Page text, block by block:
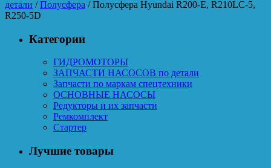
детали /Полусфера / Полусфера Hyundai R200-E, R210LC-5,
R250-5D
Категории
ГИДРОМОТОРЫ
ЗАПЧАСТИ НАСОСОВ по детали
Запчасти по маркам спецтехники
ОСНОВНЫЕ НАСОСЫ
Редукторы и их запчасти
Ремкомплект
Стартер
Лучшие товары